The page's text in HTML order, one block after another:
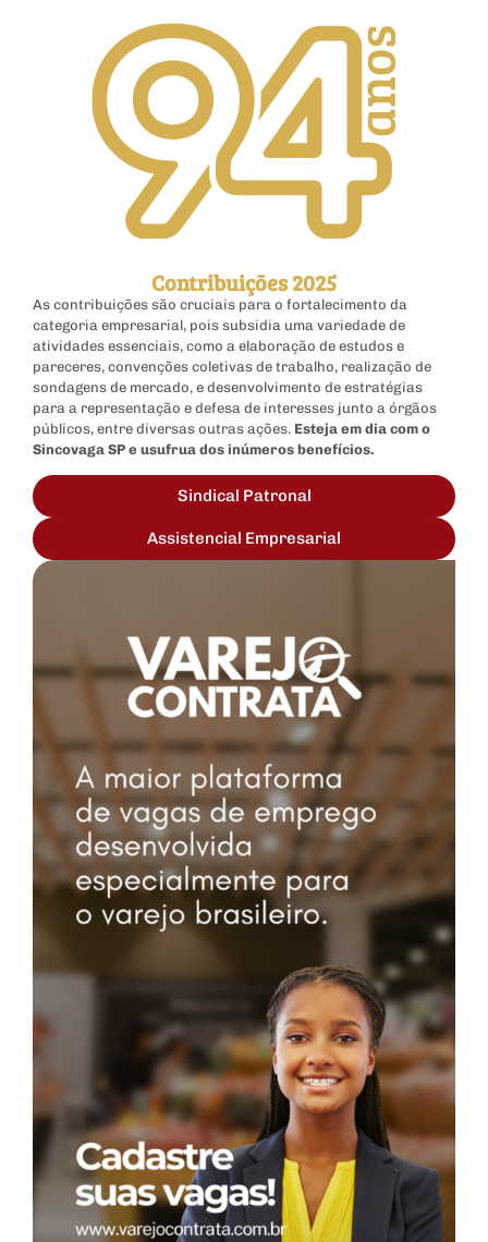
Contribuições 2025
As contribuições são cruciais para o fortalecimento da
categoria empresarial, pois subsidia uma variedade de
atividades essenciais, como a elaboração de estudos e
pareceres, convenções coletivas de trabalho, realização de
sondagens de mercado, e desenvolvimento de estratégias
para a representação e defesa de interesses junto a órgãos
públicos, entre diversas outras ações. Esteja em dia com o
Sincovaga SP e usufrua dos inúmeros benefícios.
Sindical Patronal
Assistencial Empresarial